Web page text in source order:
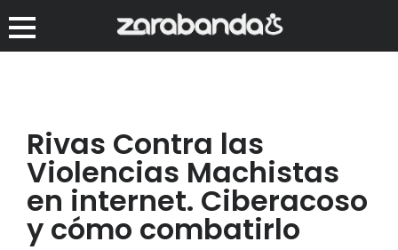
Rivas Contra las
Violencias Machistas
en internet. Ciberacoso
y cómo combatirlo